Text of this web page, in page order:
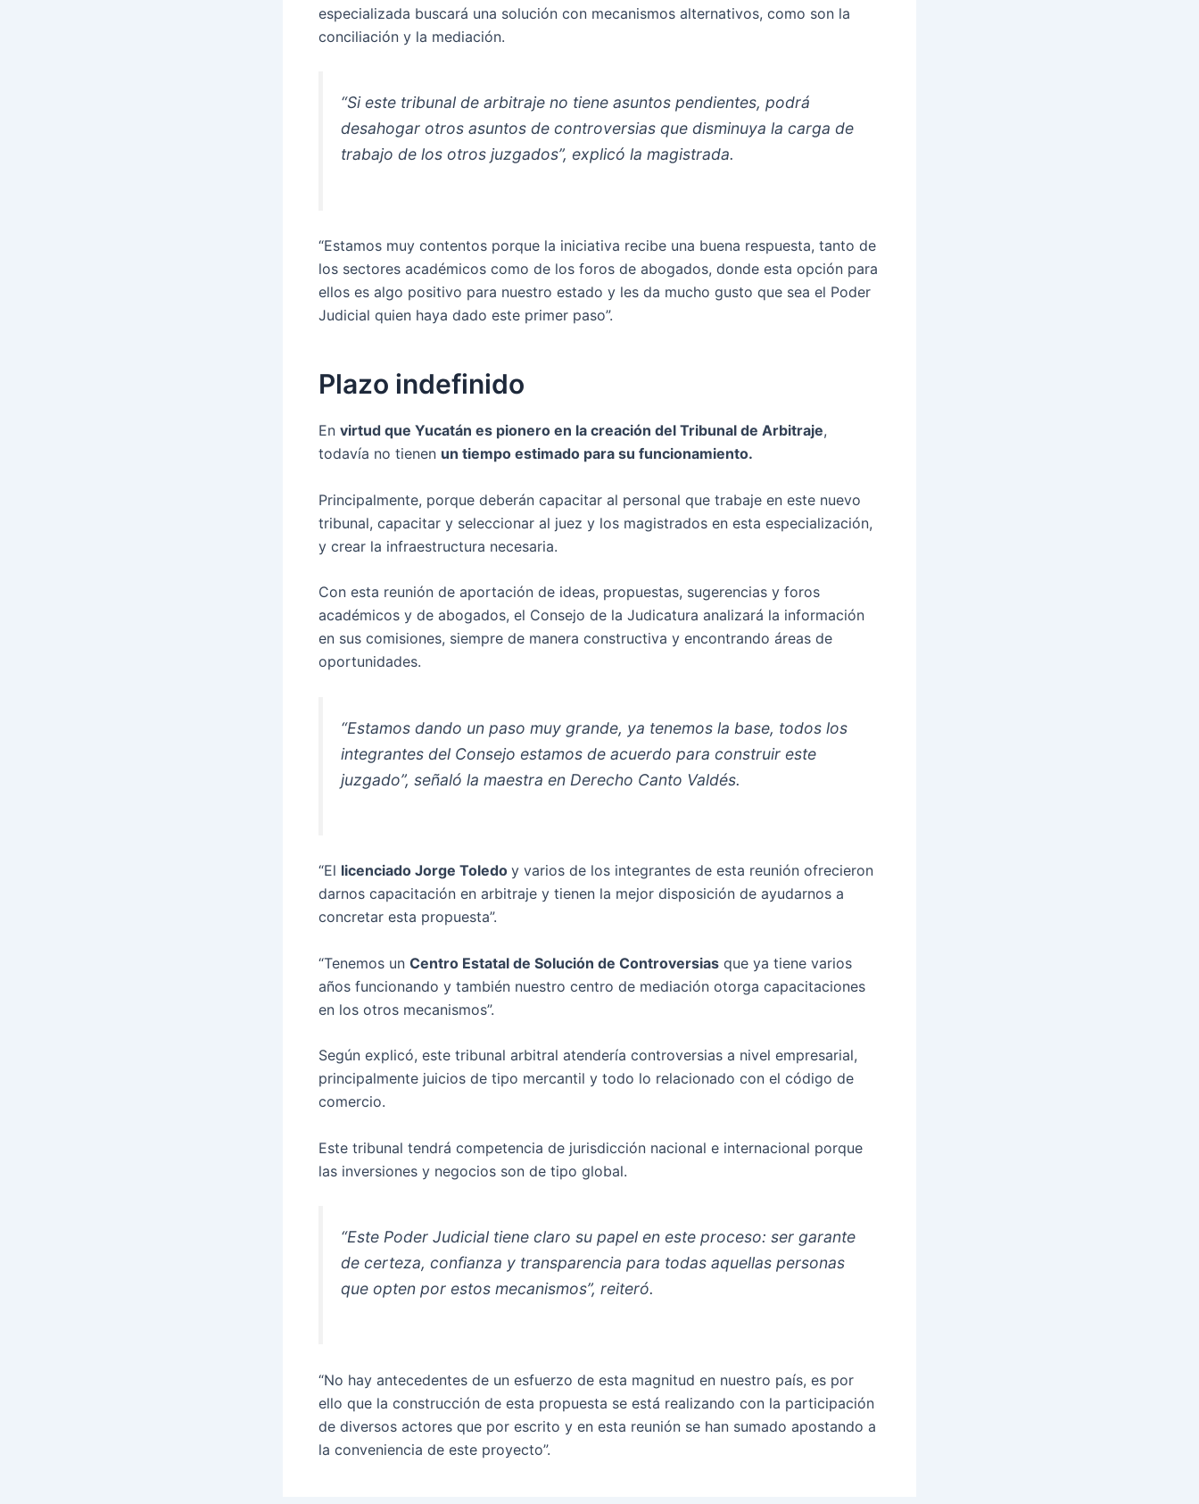
especializada buscará una solución con mecanismos alternativos, como son la
conciliación y la mediación.
“Si este tribunal de arbitraje no tiene asuntos pendientes, podrá
desahogar otros asuntos de controversias que disminuya la carga de
trabajo de los otros juzgados”, explicó la magistrada.
“Estamos muy contentos porque la iniciativa recibe una buena respuesta, tanto de
los sectores académicos como de los foros de abogados, donde esta opción para
ellos es algo positivo para nuestro estado y les da mucho gusto que sea el Poder
Judicial quien haya dado este primer paso”.
Plazo indefinido
En virtud que Yucatán es pionero en la creación del Tribunal de Arbitraje,
todavía no tienen un tiempo estimado para su funcionamiento.
Principalmente, porque deberán capacitar al personal que trabaje en este nuevo
tribunal, capacitar y seleccionar al juez y los magistrados en esta especialización,
y crear la infraestructura necesaria.
Con esta reunión de aportación de ideas, propuestas, sugerencias y foros
académicos y de abogados, el Consejo de la Judicatura analizará la información
en sus comisiones, siempre de manera constructiva y encontrando áreas de
oportunidades.
“Estamos dando un paso muy grande, ya tenemos la base, todos los
integrantes del Consejo estamos de acuerdo para construir este
juzgado”, señaló la maestra en Derecho Canto Valdés.
“El licenciado Jorge Toledo y varios de los integrantes de esta reunión ofrecieron
darnos capacitación en arbitraje y tienen la mejor disposición de ayudarnos a
concretar esta propuesta”.
“Tenemos un Centro Estatal de Solución de Controversias que ya tiene varios
años funcionando y también nuestro centro de mediación otorga capacitaciones
en los otros mecanismos”.
Según explicó, este tribunal arbitral atendería controversias a nivel empresarial,
principalmente juicios de tipo mercantil y todo lo relacionado con el código de
comercio.
Este tribunal tendrá competencia de jurisdicción nacional e internacional porque
las inversiones y negocios son de tipo global.
“Este Poder Judicial tiene claro su papel en este proceso: ser garante
de certeza, confianza y transparencia para todas aquellas personas
que opten por estos mecanismos”, reiteró.
“No hay antecedentes de un esfuerzo de esta magnitud en nuestro país, es por
ello que la construcción de esta propuesta se está realizando con la participación
de diversos actores que por escrito y en esta reunión se han sumado apostando a
la conveniencia de este proyecto”.